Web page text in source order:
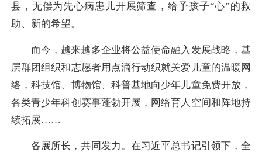
县，无偿为先心病患儿开展筛查，给予孩子“心”的救
助、新的希望。
而今，越来越多企业将公益使命融入发展战略，基
层群团组织和志愿者用点滴行动织就关爱儿童的温暖网
络，科技馆、博物馆、科普基地向少年儿童免费开放，
各类青少年科创赛事蓬勃开展，网络育人空间和阵地持
续拓展……
各展所长，共同发力。在习近平总书记引领下，全